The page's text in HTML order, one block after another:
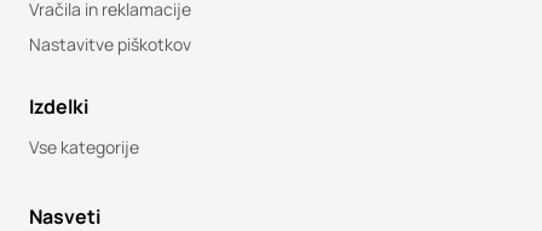
Vračila in reklamacije
Nastavitve piškotkov
Izdelki
Vse kategorije
Nasveti